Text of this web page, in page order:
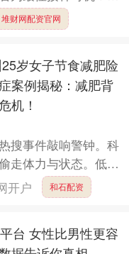
选择？9月14日，湖
堆财网配资官网
岁女子节食减肥险
案例揭秘：减肥背
机！
搜事件敲响警钟。科
走体力与状态。低钾
体的钾。 📝 Meta简
开户 和石配资
台 女性比男性更容